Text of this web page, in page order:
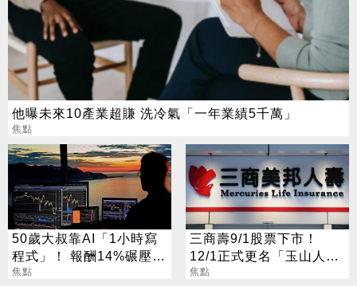
他曝未來10產業超賺 洗冷氣「一年業績5千萬」
焦點
50歲大叔靠AI「1小時寫
程式」！ 報酬14%碾壓標
普 直接辭職去炒股
焦點
三商壽9/1股票下市！
12/1正式更名「玉山人
壽」
焦點